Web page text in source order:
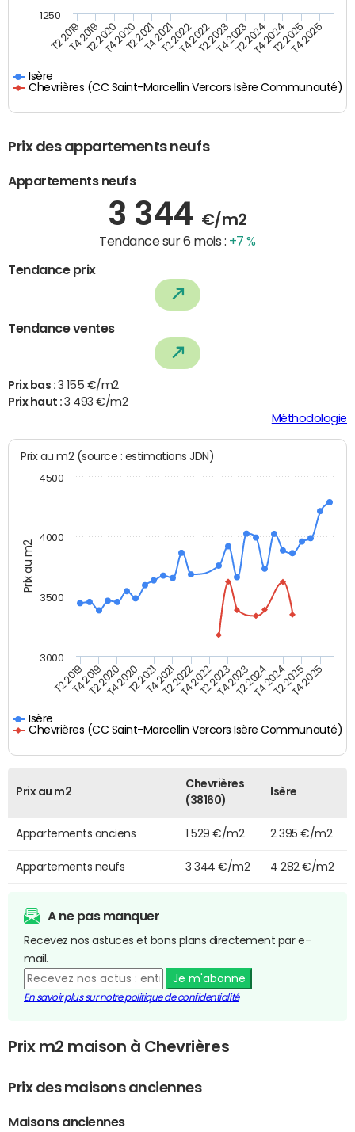
Isère
Chevrières (CC Saint-Marcellin Vercors Isère Communauté)
T2 2019T4 2019T2 2020T4 2020T2 2021T4 2021T2 2022T4 2022T2 2023T4 2023T2 2024T4 2024T2 2025T4 2025
1250
Prix des appartements neufs
Appartements neufs
3 344 €/m2
Tendance sur 6 mois : +7 %
Tendance prix
Tendance ventes
Prix bas : 3 155 €/m2
Prix haut :3 493 €/m2
Méthodologie
Prix au m2
Prix au m2 (source : estimations JDN)
Isère
Chevrières (CC Saint-Marcellin Vercors Isère Communauté)
T2 2019T4 2019T2 2020T4 2020T2 2021T4 2021T2 2022T4 2022T2 2023T4 2023T2 2024T4 2024T2 2025T4 2025
3000
3500
4000
4500
Prix au m2
Chevrières
(38160)
Isère
Appartements anciens 1 529 €/m2 2 395 €/m2
Appartements neufs 3 344 €/m2 4 282 €/m2
A ne pas manquer
Recevez nos astuces et bons plans directement par e-
mail.
Je m'abonne
En savoir plus sur notre politique de confidentialité
Prix m2 maison à Chevrières
Prix des maisons anciennes
Maisons anciennes